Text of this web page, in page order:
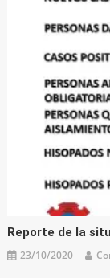
Reporte de la
23/10/2020